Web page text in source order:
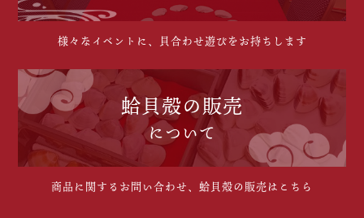
様々なイベントに、貝合わせ遊びをお持ちします
蛤貝殻の販売
について
商品に関するお問い合わせ、蛤貝殻の販売はこちら